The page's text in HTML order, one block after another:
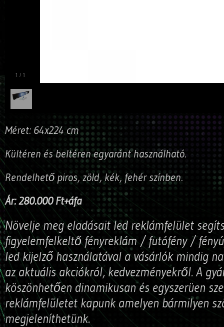
1 / 1
Méret: 64x224 cm
Kültéren és beltéren egyaránt használható.
Rendelhető piros, zöld, kék, fehér színben.
Ár: 280.000 Ft+áfa
Növelje meg eladásait led reklámfelület
figyelemfelkeltő fényreklám / futófény /
led kijelző használatával a vásárlók mindig
az aktuális akciókról, kedvezményekről. A
köszönhetően dinamikusan és egyszerüen
reklámfelületet kapunk amelyen bármilyen
megjeleníthetünk.